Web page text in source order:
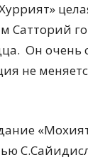
Сатторий
Он очень
не